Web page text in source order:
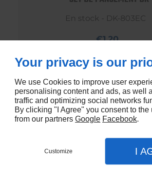
En stock - DK-803EC
€1,20
Your privacy is our
We use Cookies to improve user
personalising content and ads, as well
traffic and optimizing social networks
By clicking "I Agree" you consent to
from our partners Google Facebook.
Customize I